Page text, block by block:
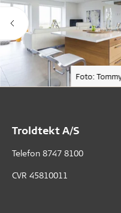
Foto:
Troldtekt A/S
Telefon 8747 8100
CVR 45810011